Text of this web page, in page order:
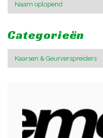
Categorieën